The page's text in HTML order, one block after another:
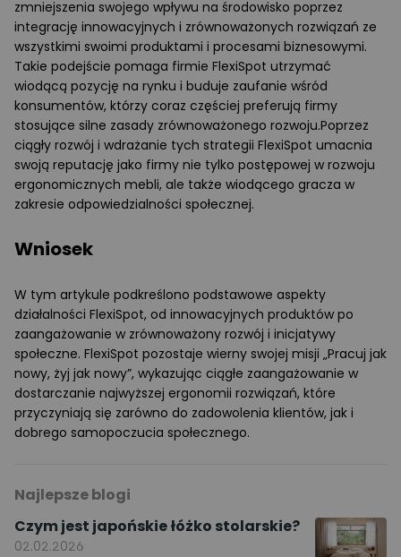
zmniejszenia swojego wpływu na środowisko poprzez
integrację innowacyjnych i zrównoważonych rozwiązań ze
wszystkimi swoimi produktami i procesami biznesowymi.
Takie podejście pomaga firmie FlexiSpot utrzymać
wiodącą pozycję na rynku i buduje zaufanie wśród
konsumentów, którzy coraz częściej preferują firmy
stosujące silne zasady zrównoważonego rozwoju.Poprzez
ciągły rozwój i wdrażanie tych strategii FlexiSpot umacnia
swoją reputację jako firmy nie tylko postępowej w rozwoju
ergonomicznych mebli, ale także wiodącego gracza w
zakresie odpowiedzialności społecznej.
Wniosek
W tym artykule podkreślono podstawowe aspekty
działalności FlexiSpot, od innowacyjnych produktów po
zaangażowanie w zrównoważony rozwój i inicjatywy
społeczne. FlexiSpot pozostaje wierny swojej misji „Pracuj jak
nowy, żyj jak nowy”, wykazując ciągłe zaangażowanie w
dostarczanie najwyższej ergonomii rozwiązań, które
przyczyniają się zarówno do zadowolenia klientów, jak i
dobrego samopoczucia społecznego.
Najlepsze blogi
Czym jest japońskie łóżko stolarskie?
02.02.2026